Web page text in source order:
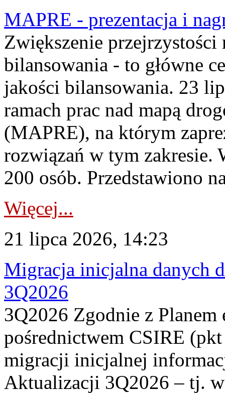
MAPRE - prezentacja i
Zwiększenie
bilansowania - to główne
jakości bilansowania. 23
ramach prac nad mapą
(MAPRE), na którym
rozwiązań w tym zakresie.
200 osób. Przedstawiono
Więcej...
21 lipca 2026, 14:23
Migracja inicjalna danych
3Q2026
3Q2026 Zgodnie z
pośrednictwem CSIRE
migracji inicjalnej
Aktualizacji 3Q2026 – tj.